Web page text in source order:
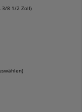
3/8 1/2 Zoll)